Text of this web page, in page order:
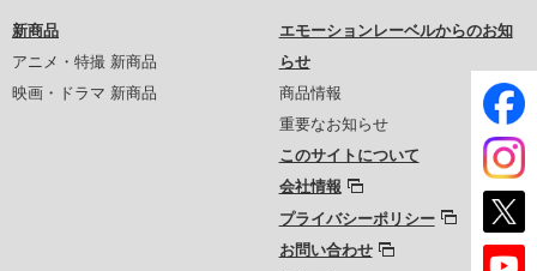
新商品
アニメ・特撮 新商品
映画・ドラマ 新商品
エモーションレーベルからのお知
らせ
商品情報
重要なお知らせ
このサイトについて
会社情報
プライバシーポリシー
お問い合わせ